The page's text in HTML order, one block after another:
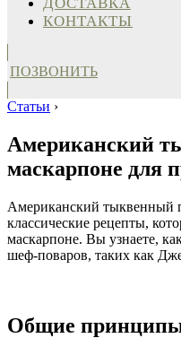
КОНТАКТЫ
ПОЗВОНИТЬ
Статьи ›
Американский
маскарпоне для
Американский тыквенный
классические рецепты,
маскарпоне. Вы узнаете,
шеф-поваров, таких как
Общие принципы